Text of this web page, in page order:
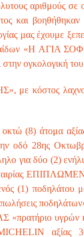
αριθμούς
και βοηθήθηκαν
μας έχουμε
«Η ΑΓΙΑ
ογκολογική του
με κόστος
(8) άτομα
οδό 28ης
για δύο (2)
εταιρίας
ποδηλάτου
ποδηλάτων»
«πρατήριο
αξίας